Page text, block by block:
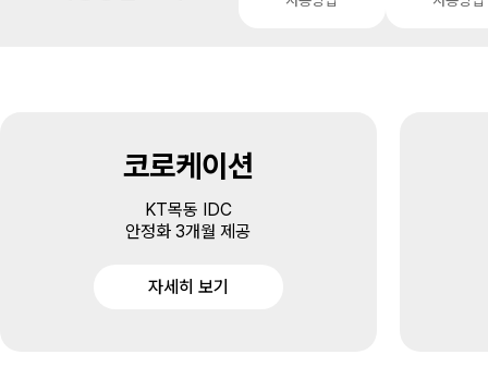
코로케이션
KT목동 IDC
안정화 3개월 제공
자세히 보기